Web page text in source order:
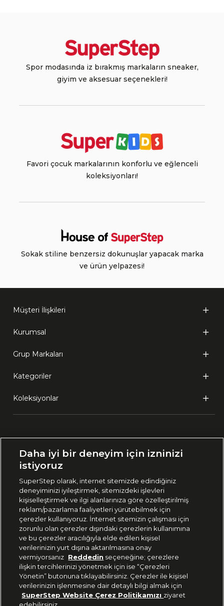
Spor modasında iz bırakmış markaların sneaker,
giyim ve aksesuar seçenekleri!
Favori çocuk markalarının konforlu ve eğlenceli
koleksiyonları!
Sokak stiline benzersiz dokunuşlar yapacak marka
ve ürün yelpazesi!
Müşteri İlişkileri
Kurumsal
Grup Markaları
Kategoriler
Koleksiyonlar
🇹🇷 Türkiye
444 37 36
Uygulamadan Takip Edin
Bizi Takip Edin
Daha iyi bir deneyim için izninizi
istiyoruz
SuperStep olarak, internet sitemizde edindiğiniz
deneyiminizi iyileştirmek, sitemizdeki işlevleri
kişiselleştirmek ve ilgi alanlarınıza göre özelleştirilmiş
reklam/pazarlama faaliyetleri yürütebilmek için
çerezler kullanıyoruz. İnternet sitemizin çalışması için
zorunlu olan çerezler dışındaki çerezlerin kullanımına
ve bu çerezler aracılığıyla elde edilen kişisel
verilerinizin yurt dışına aktarılmasına onay
vermiyorsanız Reddedin seçeneğine; çerezlere
ilişkin tercihlerinizi yönetmek için ise “Çerezleri
Yönetin” butonuna tıklayabilirsiniz. Çerezler ile kişisel
verilerinizin işlenmesine dair detaylı bilgi almak için
SuperStep Website Çerez Politikamızı ziyaret